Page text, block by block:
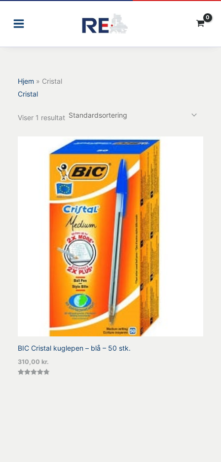
Hjem » Cristal
Cristal
Viser 1 resultat
BIC Cristal kuglepen – blå – 50 stk.
310,00 kr.